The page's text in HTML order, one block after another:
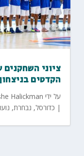
ציוני
הקדטים
על ידי Halickman
| כדורסל, נבחרת,